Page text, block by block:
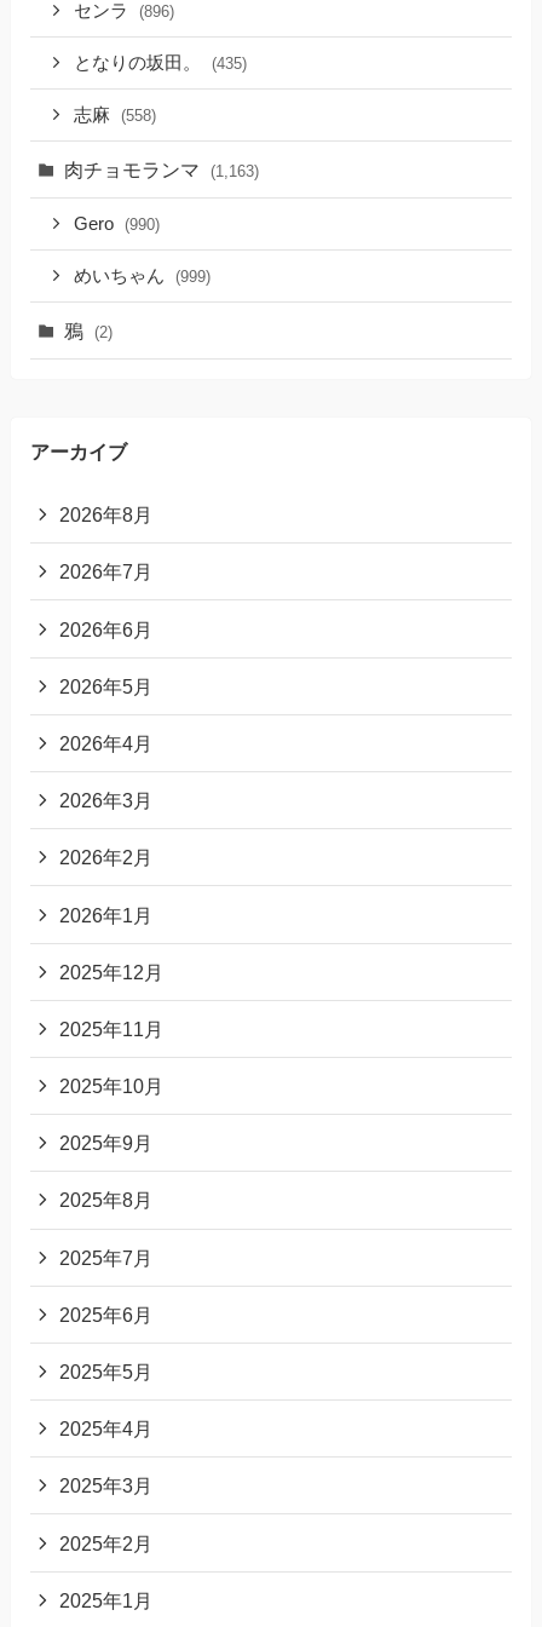
センラ (896)
となりの坂田。 (435)
志麻 (558)
肉チョモランマ (1,163)
Gero (990)
めいちゃん (999)
鴉 (2)
アーカイブ
2026年8月
2026年7月
2026年6月
2026年5月
2026年4月
2026年3月
2026年2月
2026年1月
2025年12月
2025年11月
2025年10月
2025年9月
2025年8月
2025年7月
2025年6月
2025年5月
2025年4月
2025年3月
2025年2月
2025年1月